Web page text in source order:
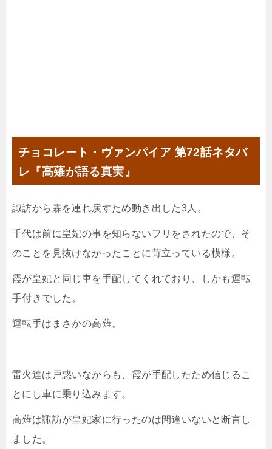
チョコレート・ヴァンパイア 第72話ネタバ
レ『高薙が語る真実』
諏訪から霖を連れ戻すため動き出した3人。
千代は前に皇妃の事を知らないフリをされたので、そ
のことを見抜けなかったことに苛立っている模様。
霞が皇妃と同じ車を手配してくれており、しかも運転
手付きでした。
運転手はまさかの高薙。
雷火達は戸惑いながらも、霞が手配したため信じるこ
とにし車に乗り込みます。
高薙は諏訪が皇妃家に行ったのは間違いないと断言し
ました。